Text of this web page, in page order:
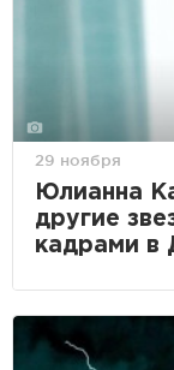
29 ноября
Юлианна
другие
кадрами в